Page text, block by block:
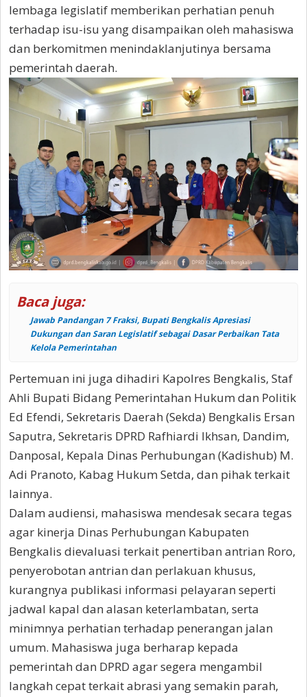
lembaga legislatif memberikan perhatian penuh
terhadap isu-isu yang disampaikan oleh mahasiswa
dan berkomitmen menindaklanjutinya bersama
pemerintah daerah.
Baca juga:
Jawab Pandangan 7 Fraksi, Bupati Bengkalis Apresiasi
Dukungan dan Saran Legislatif sebagai Dasar Perbaikan Tata
Kelola Pemerintahan
Pertemuan ini juga dihadiri Kapolres Bengkalis, Staf
Ahli Bupati Bidang Pemerintahan Hukum dan Politik
Ed Efendi, Sekretaris Daerah (Sekda) Bengkalis Ersan
Saputra, Sekretaris DPRD Rafhiardi Ikhsan, Dandim,
Danposal, Kepala Dinas Perhubungan (Kadishub) M.
Adi Pranoto, Kabag Hukum Setda, dan pihak terkait
lainnya.
Dalam audiensi, mahasiswa mendesak secara tegas
agar kinerja Dinas Perhubungan Kabupaten
Bengkalis dievaluasi terkait penertiban antrian Roro,
penyerobotan antrian dan perlakuan khusus,
kurangnya publikasi informasi pelayaran seperti
jadwal kapal dan alasan keterlambatan, serta
minimnya perhatian terhadap penerangan jalan
umum. Mahasiswa juga berharap kepada
pemerintah dan DPRD agar segera mengambil
langkah cepat terkait abrasi yang semakin parah,